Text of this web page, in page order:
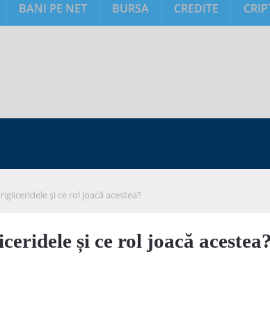
BANI PE NET BURSA CREDITE
și ce rol joacă acestea?
și ce rol joacă acestea?